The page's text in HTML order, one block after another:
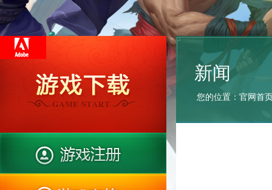
新闻
您的位置： 官网首